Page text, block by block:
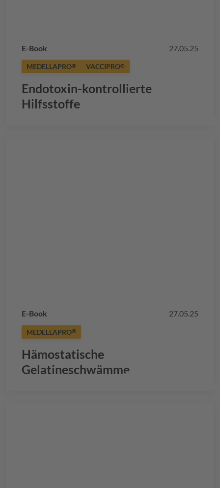
E-Book 27.05.25
MEDELLAPRO® VACCIPRO®
Endotoxin-kontrollierte
Hilfsstoffe
E-Book 27.05.25
MEDELLAPRO®
Hämostatische
Gelatineschwämme